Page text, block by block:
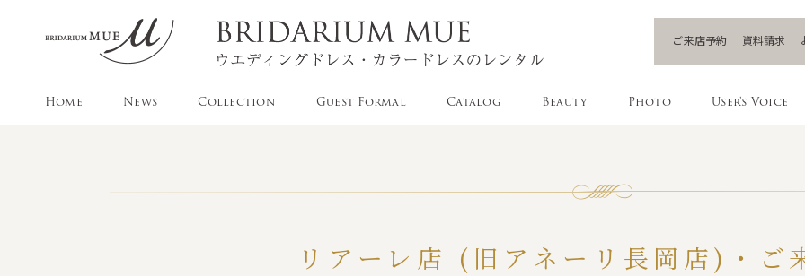
Home News Collection Guest Formal Catalog Beauty Photo User's Voice
ご来店予約 資料請求
リアーレ店 (旧アネーリ長岡店)・ご